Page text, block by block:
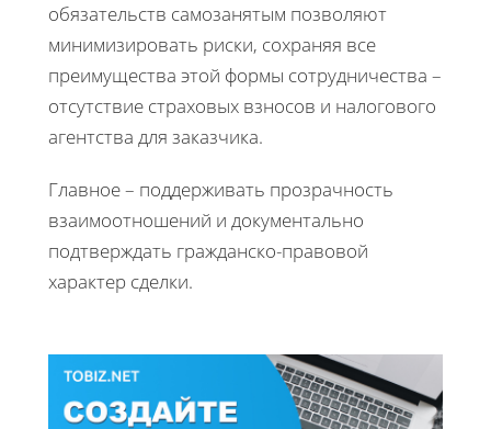
обязательств самозанятым позволяют
минимизировать риски, сохраняя все
преимущества этой формы сотрудничества –
отсутствие страховых взносов и налогового
агентства для заказчика.
Главное – поддерживать прозрачность
взаимоотношений и документально
подтверждать гражданско-правовой
характер сделки.